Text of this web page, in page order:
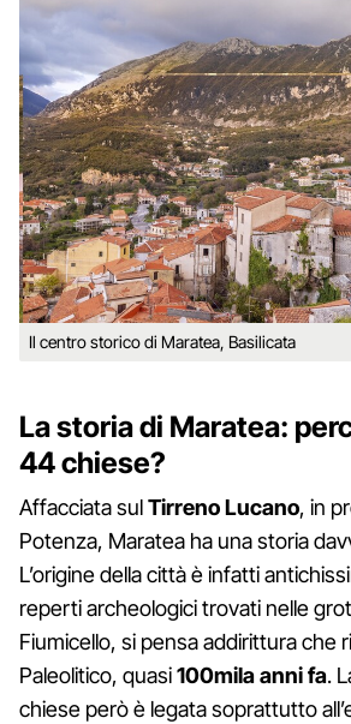
Il centro storico di Maratea, Basilicata
La storia di Maratea:
44 chiese?
Affacciata sulTirreno Lucano, in
Potenza, Maratea ha una storia
L’origine della città è infatti
reperti archeologici trovati nelle
Fiumicello, si pensa addirittura che
Paleolitico, quasi100mila anni fa.
chiese però è legata soprattutto